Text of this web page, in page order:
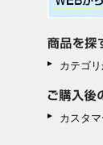
カテゴ
カスタ